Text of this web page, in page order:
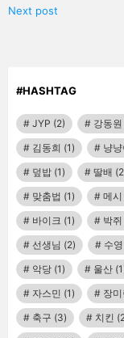
Next post
#HASHTAG
JYP (2) 강동원
김동희 (1) 냥냥
덮밥 (1) 딸배
맞춤법 (1) 메시
바이크 (1) 박쥐
선생님 (2) 수영
악당 (1) 울산
자스민 (1) 장
축구 (3) 치킨